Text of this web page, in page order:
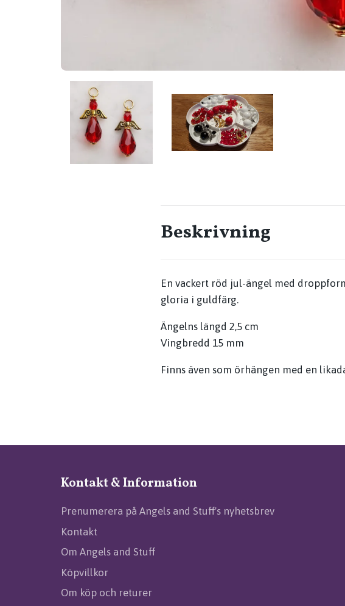
Beskrivning
En vackert röd jul-ängel med
gloria i guldfärg.
Ängelns längd 2,5 cm
Vingbredd 15 mm
Finns även som örhängen med en
Kontakt & Information
Prenumerera på Angels and Stuff's nyhetsbrev
Kontakt
Om Angels and Stuff
Köpvillkor
Om köp och returer